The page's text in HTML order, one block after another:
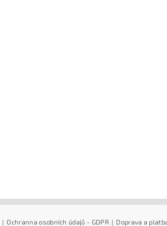
| Ochranna osobních údajů - GDPR | Doprava a